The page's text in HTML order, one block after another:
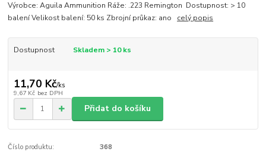
Výrobce: Aguila Ammunition Ráže: .223 Remington Dostupnost: > 10
balení Velikost balení: 50 ks Zbrojní průkaz: ano celý popis
Dostupnost Skladem > 10 ks
11,70 Kč/ks
9,67 Kč bez DPH
Přidat do košíku
Číslo produktu: 368